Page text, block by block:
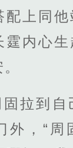
配上同
霆内心
拉到自
外，“周